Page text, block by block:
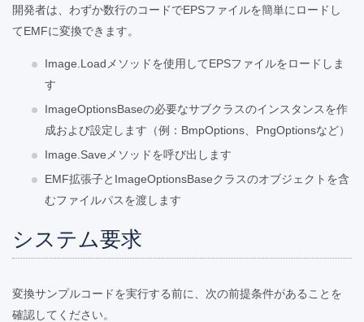
開発者は、わずか数行のコードでEPSファイルを簡単にロードし
てEMFに変換できます。
Image.Loadメソッドを使用してEPSファイルをロードしま
す
ImageOptionsBaseの必要なサブクラスのインスタンスを作
成および設定します（例：BmpOptions、PngOptionsなど）
Image.Saveメソッドを呼び出します
EMF拡張子とImageOptionsBaseクラスのオブジェクトを含
むファイルパスを渡します
システム要求
変換サンプルコードを実行する前に、次の前提条件があることを
確認してください。